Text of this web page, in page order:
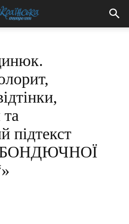
підтекст
БОНДЮЧНОЇ